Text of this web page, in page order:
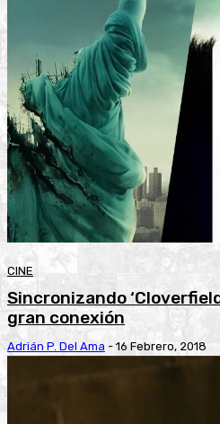
CINE
Sincronizando
gran conexión
Adrián P. Del Ama - 16 Febrero, 2018